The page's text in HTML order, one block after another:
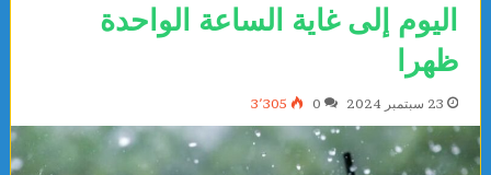
اليوم إلى غاية الساعة الواحدة
ظهرا
23 سبتمبر 2024 0 3٬305